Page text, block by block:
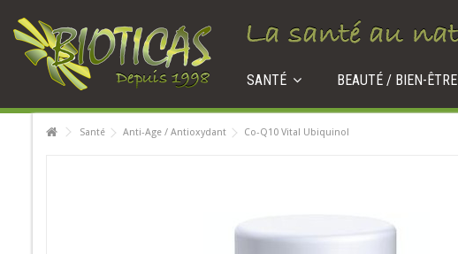
SANTÉ BEAUTÉ / BIEN-ÊTRE
Santé Anti-Age / Antioxydant Co-Q10 Vital Ubiquinol